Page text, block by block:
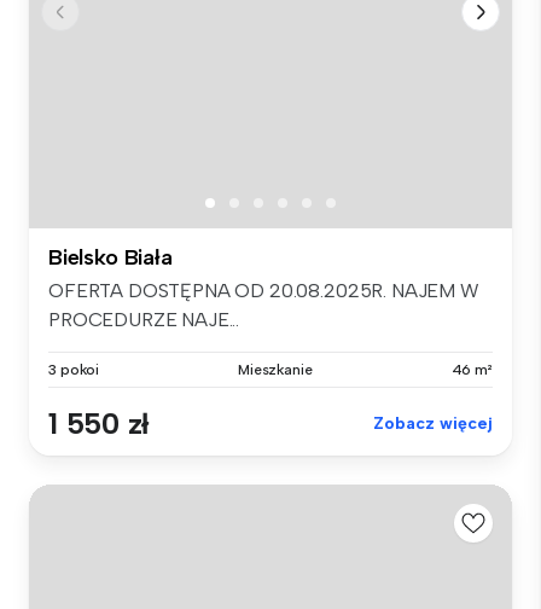
Bielsko Biała
OFERTA DOSTĘPNA OD 20.08.2025R. NAJEM W
PROCEDURZE NAJE...
3 pokoi Mieszkanie 46 m²
1 550 zł Zobacz więcej